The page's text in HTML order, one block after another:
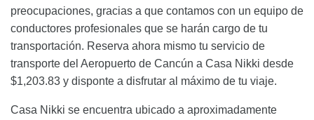
preocupaciones, gracias a que contamos con un equipo de
conductores profesionales que se harán cargo de tu
transportación. Reserva ahora mismo tu servicio de
transporte del Aeropuerto de Cancún a Casa Nikki desde
$1,203.83 y disponte a disfrutar al máximo de tu viaje.
Casa Nikki se encuentra ubicado a aproximadamente